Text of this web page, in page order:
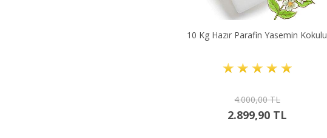
10 Kg Hazır Parafin Yasemin Kokulu
4.000,00 TL
2.899,90 TL